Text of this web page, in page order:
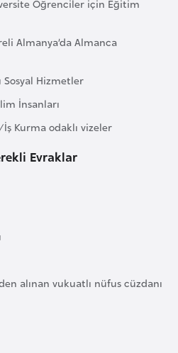
Öğrenciler için Eğitim
Almanya’da Almanca
Sosyal Hizmetler
İnsanları
İş Kurma odaklı vizeler
Evraklar
alınan vukuatlı nüfus cüzdanı